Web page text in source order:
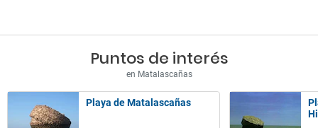
Puntos de interés
en Matalascañas
Playa de Matalascañas